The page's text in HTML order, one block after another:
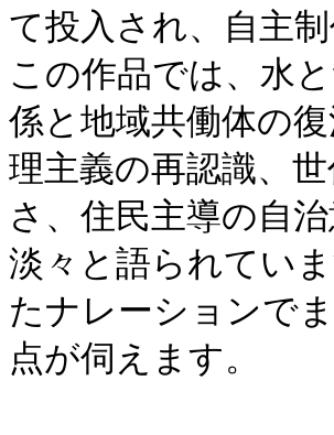
て投入され、自主
この作品では、水
係と地域共働体の
理主義の再認識、
さ、住民主導の自
淡々と語られてい
たナレーションで
点が伺えます。